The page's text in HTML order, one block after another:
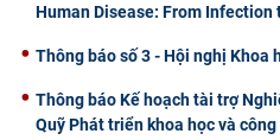
Human Disease: From Infection
Thông báo số 3 - Hội nghị Khoa
Thông báo Kế hoạch tài trợ
Quỹ Phát triển khoa học và